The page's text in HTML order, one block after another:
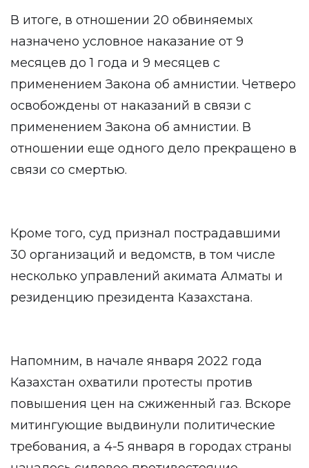
В итоге, в отношении 20 обвиняемых
назначено условное наказание от 9
месяцев до 1 года и 9 месяцев с
применением Закона об амнистии. Четверо
освобождены от наказаний в связи с
применением Закона об амнистии. В
отношении еще одного дело прекращено в
связи со смертью.
Кроме того, суд признал пострадавшими
30 организаций и ведомств, в том числе
несколько управлений акимата Алматы и
резиденцию президента Казахстана.
Напомним, в начале января 2022 года
Казахстан охватили протесты против
повышения цен на сжиженный газ. Вскоре
митингующие выдвинули политические
требования, а 4-5 января в городах страны